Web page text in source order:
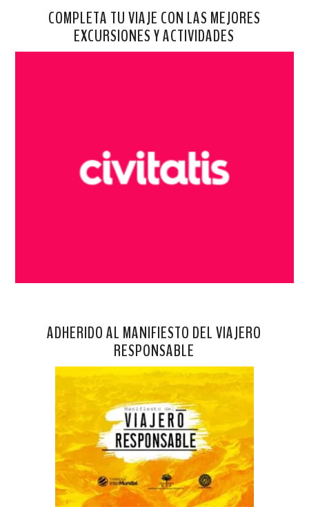
COMPLETA TU VIAJE CON LAS MEJORES
EXCURSIONES Y ACTIVIDADES
ADHERIDO AL MANIFIESTO DEL VIAJERO
RESPONSABLE